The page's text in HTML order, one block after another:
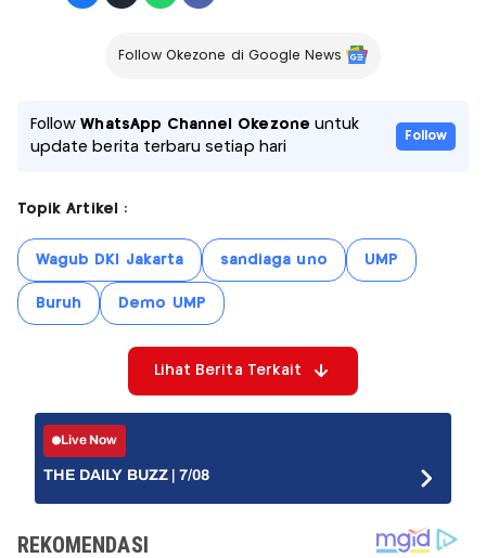
Follow Okezone di Google News
FollowWhatsApp Channel Okezone untuk
update berita terbaru setiap hari
Follow
Topik Artikel :
Wagub DKI Jakarta sandiaga uno UMP
Buruh Demo UMP
Lihat Berita Terkait
Live Now
THE DAILY BUZZ | 7/08